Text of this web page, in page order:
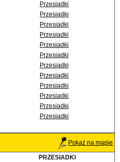
Przesiadki
Przesiadki
Przesiadki
Przesiadki
Przesiadki
Przesiadki
Przesiadki
Przesiadki
Przesiadki
Przesiadki
Przesiadki
Przesiadki
Pokaż na mapie
PRZESIADKI